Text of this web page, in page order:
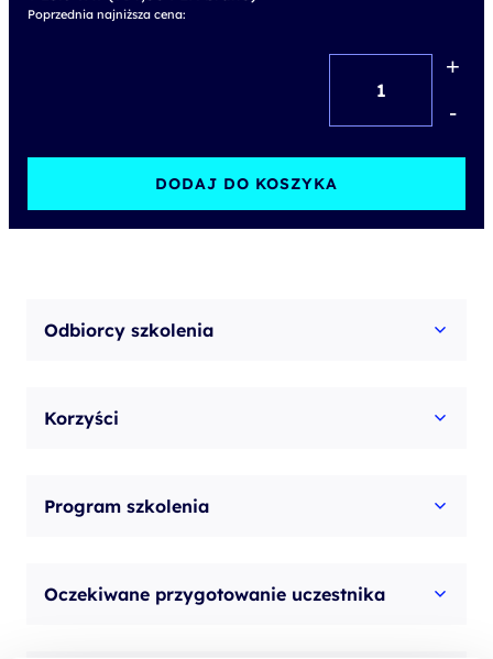
Poprzednia najniższa cena:
-
Praca
przechowywanie
+
-
DODAJ DO KOSZYKA
Odbiorcy szkolenia
Korzyści
Program szkolenia
Oczekiwane przygotowanie uczestnika